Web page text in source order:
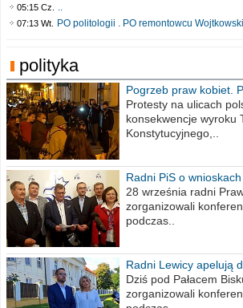
05:15 Cz. ..
07:13 Wt. PO politologii . PO remontowcu
polityka
Pogrzeb praw kobiet.
poselskim PiS
Protesty na ulicach
konsekwencje wyroku
Konstytucyjnego,..
Radni PiS o
na 2021 rok
28 września radni
zorganizowali
podczas..
Radni Lewicy apelują
Wiesława Meringa
Dziś pod Pałacem
zorganizowali